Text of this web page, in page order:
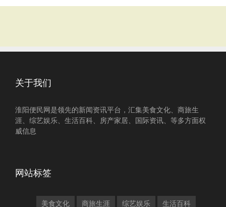
关于我们
淮阳便民网是领先的新闻资讯平台，汇集美食文化、商旅生
涯、综艺娱乐、生活百科、房产家居、国际资讯、等多方面权
威信息
网站标签
美食文化 商旅生涯 综艺娱乐 生活百科